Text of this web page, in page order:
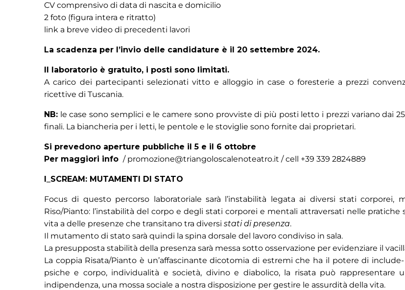
CV comprensivo di data di nascita e domicilio
2 foto (figura intera e ritratto)
link a breve video di precedenti lavori
La scadenza per l’invio delle candidature è il 20 settembre 2024.
Il laboratorio è gratuito, i posti sono limitati.
A carico dei partecipanti selezionati vitto e alloggio in case o foresterie a prezzi
ricettive di Tuscania.
NB: le case sono semplici e le camere sono provviste di più posti letto i prezzi variano dai
finali. La biancheria per i letti, le pentole e le stoviglie sono fornite dai proprietari.
Si prevedono aperture pubbliche il 5 e il 6 ottobre
Per maggiori info / promozione@triangoloscalenoteatro.it / cell +39 339 2824889
I_SCREAM: MUTAMENTI DI STATO
Focus di questo percorso laboratoriale sarà l’instabilità legata ai diversi stati
Riso/Pianto: l’instabilità del corpo e degli stati corporei e mentali attraversati nelle
vita a delle presenze che transitano tra diversi stati di presenza.
Il mutamento di stato sarà quindi la spina dorsale del lavoro condiviso in sala.
La presupposta stabilità della presenza sarà messa sotto osservazione per evidenziare il
La coppia Risata/Pianto è un’affascinante dicotomia di estremi che ha il potere di
psiche e corpo, individualità e società, divino e diabolico, la risata può
indipendenza, una mossa sociale a nostra disposizione per gestire le assurdità della vita.